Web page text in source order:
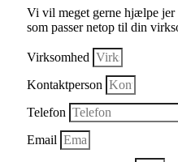
Vi vil meget gerne hjælpe
som passer netop til din
Virksomhed
Kontaktperson
Telefon
Email